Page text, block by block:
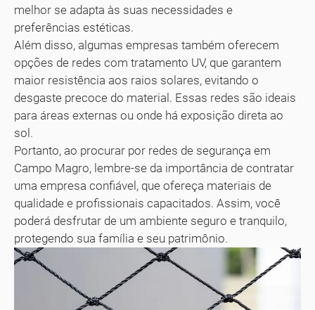
melhor se adapta às suas necessidades e
preferências estéticas.
Além disso, algumas empresas também oferecem
opções de redes com tratamento UV, que garantem
maior resistência aos raios solares, evitando o
desgaste precoce do material. Essas redes são ideais
para áreas externas ou onde há exposição direta ao
sol.
Portanto, ao procurar por redes de segurança em
Campo Magro, lembre-se da importância de contratar
uma empresa confiável, que ofereça materiais de
qualidade e profissionais capacitados. Assim, você
poderá desfrutar de um ambiente seguro e tranquilo,
protegendo sua família e seu patrimônio.